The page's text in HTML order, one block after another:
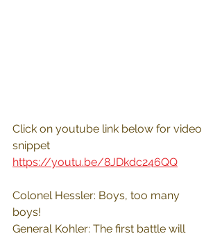
Click on youtube link below for video
snippet
https://youtu.be/8JDkdc246QQ
Colonel Hessler: Boys, too many
boys!
General Kohler: The first battle will